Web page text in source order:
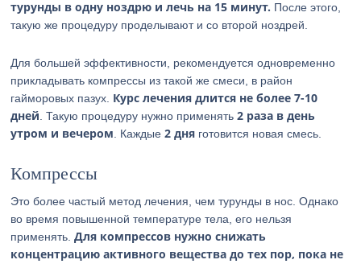
турунды в одну ноздрю и лечь на 15 минут. После этого,
такую же процедуру проделывают и со второй ноздрей.
Для большей эффективности, рекомендуется одновременно
прикладывать компрессы из такой же смеси, в район
гайморовых пазух. Курс лечения длится не более 7-10
дней . Такую процедуру нужно применять2 раза в день
утром и вечером . Каждые2 дня готовится новая смесь.
Компрессы
Это более частый метод лечения, чем турунды в нос. Однако
во время повышенной температуре тела, его нельзя
применять.Для компрессов нужно снижать
концентрацию активного вещества до тех пор, пока не